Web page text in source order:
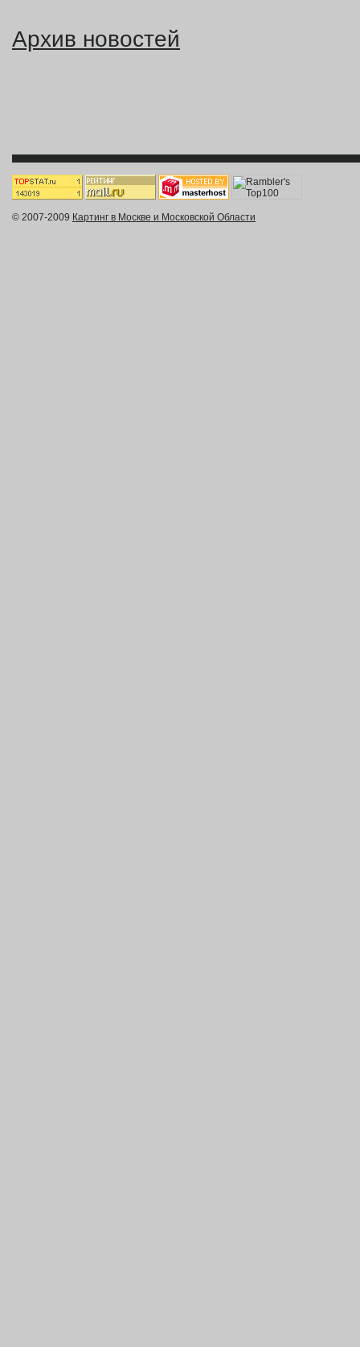
Архив новостей
© 2007-2009 Картинг в Москве и Московской Области